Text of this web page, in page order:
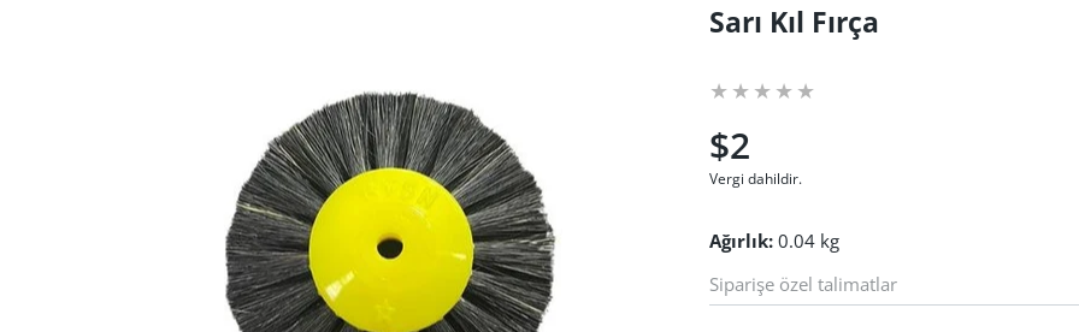
Sarı Kıl Fırça
$2
Vergi dahildir.
Ağırlık:0.04 kg